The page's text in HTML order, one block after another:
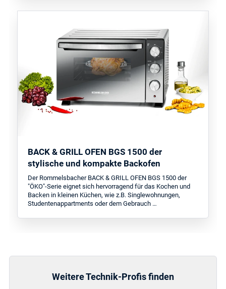
BACK & GRILL OFEN BGS 1500 der
stylische und kompakte Backofen
Der Rommelsbacher BACK & GRILL OFEN BGS 1500 der
"ÖKO"-Serie eignet sich hervorragend für das Kochen und
Backen in kleinen Küchen, wie z.B. Singlewohnungen,
Studentenappartments oder dem Gebrauch …
Weitere Technik-Profis finden